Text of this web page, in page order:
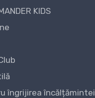
KIDS
îngrijirea încălțămintei